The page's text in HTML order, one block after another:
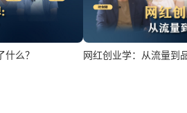
么？ 网红创业学：从流量到